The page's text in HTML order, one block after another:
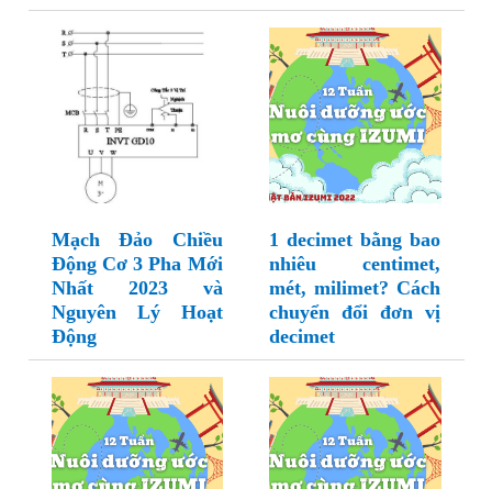
Mạch Đảo Chiều
Động Cơ 3 Pha Mới
Nhất 2023 và
Nguyên Lý Hoạt
Động
1 decimet bằng bao
nhiêu centimet,
mét, milimet? Cách
chuyển đổi đơn vị
decimet